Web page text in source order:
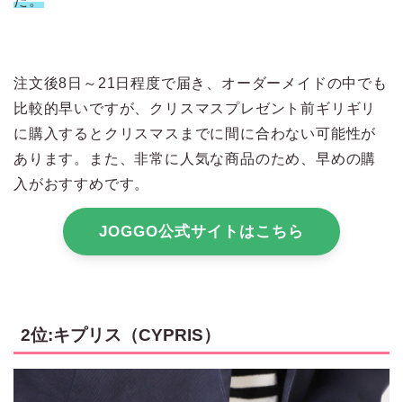
注文後8日～21日程度で届き、オーダーメイドの中でも
比較的早いですが、クリスマスプレゼント前ギリギリ
に購入するとクリスマスまでに間に合わない可能性が
あります。また、非常に人気な商品のため、早めの購
入がおすすめです。
JOGGO公式サイトはこちら
2位:キプリス（CYPRIS）